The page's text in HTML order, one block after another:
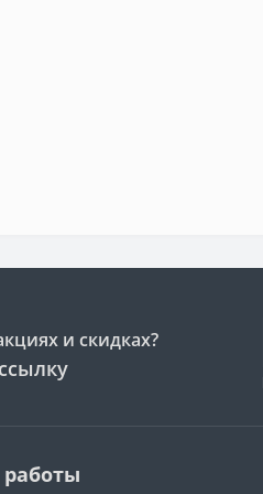
и скидках?